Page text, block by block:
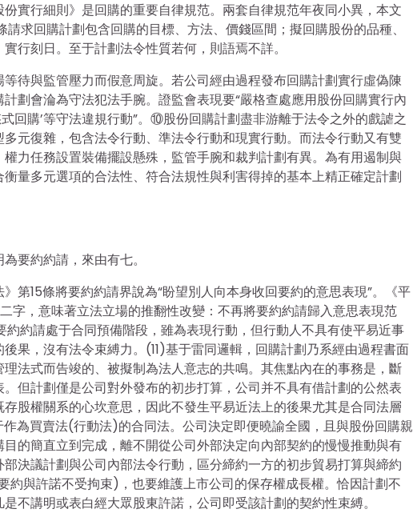
份實行細則》是回購的重要自律規范。兩套自律規范年夜同小異，本文
求回購計劃包含回購的目標、方法、價錢區間；擬回購股份的品種、
行刻日。至于計劃法令性質若何，則語焉不詳。
待與監管壓力而假意周旋。若公司經由過程發布回購計劃實行虛偽陳
劃會淪為守法犯法手腕。證監會表現要“嚴格查處應用股份回購實行內
回購’等守法違規行動”。⑩股份回購計劃盡非游離于法令之外的戲謔之
元復雜，包含法令行動、準法令行動和現實行動。而法令行動又有雙
力任務設置裝備擺設懸殊，監管手腕和裁判計劃有異。為有用遏制與
量多元選項的合法性、符合法規性與利害得掉的基本上精正確定計劃
要約約請，來由有七。
第15條將要約約請界說為“盼望別人向本身收回要約的意思表現”。《平
字，意味著立法立場的推翻性改變：不再將要約約請歸入意思表現范
約請處于合同預備階段，雖為表現行動，但行動人不具有使平易近事
果，沒有法令束縛力。(11)基于雷同邏輯，回購計劃乃系經由過程書面
法式而告竣的、被擬制為法人意志的共鳴。其焦點內在的事務是，斷
但計劃僅是公司對外發布的初步打算，公司并不具有借計劃的公然表
股權關系的心坎意思，因此不發生平易近法上的後果尤其是合同法層
為買賣法(行動法)的合同法。公司決定即便曉諭全國，且與股份回購親
的簡直立到完成，離不開從公司外部決定向內部契約的慢慢推動與有
決議計劃與公司內部法令行動，區分締約一方的初步貿易打算與締約
約與許諾不受拘束)，也要維護上市公司的保存權成長權。恰因計劃不
不講明或表白經大眾股東許諾，公司即受該計劃的契約性束縛。